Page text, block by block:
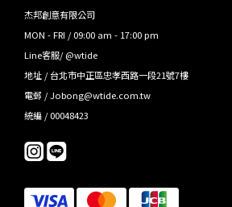
杰邦創意有限公司
MON - FRI / 09:00 am - 17:00 pm
Line客服/ @wtide
地址 / 台北市中正區忠孝西路一段21號7樓
電郵 / Jobong@wtide.com.tw
統編 / 00048423